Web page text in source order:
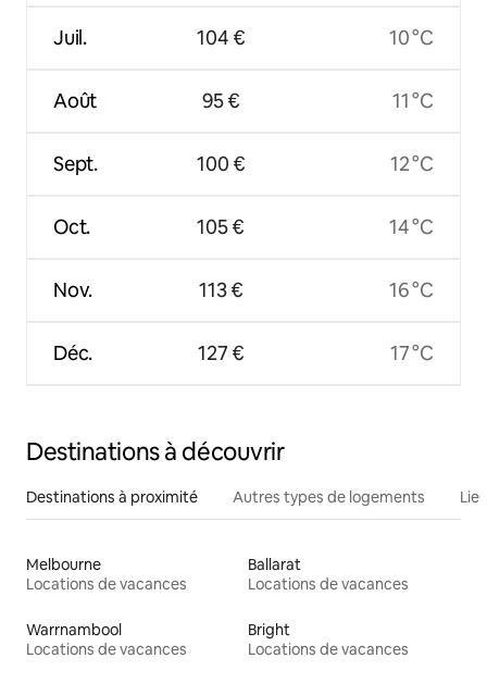
Juil.
Août
Sept.
Oct.
Nov.
Déc.
104 €
95 €
100 €
105 €
113 €
127 €
10 °C
11 °C
12 °C
14 °C
16 °C
17 °C
Destinations à découvrir
Destinations à proximité Autres types de logements
Melbourne
Locations de vacances
Ballarat
Locations de vacances
Warrnambool
Locations de vacances
Bright
Locations de vacances